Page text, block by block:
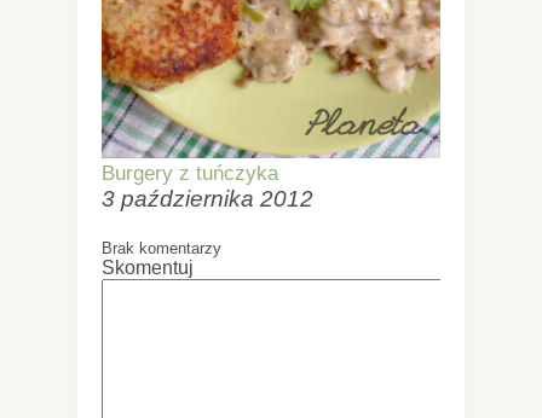
Burgery z tuńczyka
3 października 2012
Brak komentarzy
Skomentuj